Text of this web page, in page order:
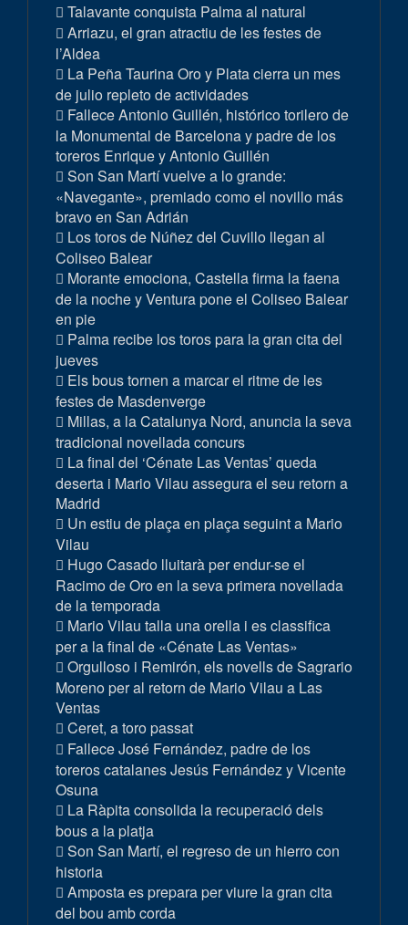
Talavante conquista Palma al natural
Arriazu, el gran atractiu de les festes de
l’Aldea
La Peña Taurina Oro y Plata cierra un mes
de julio repleto de actividades
Fallece Antonio Guillén, histórico torilero de
la Monumental de Barcelona y padre de los
toreros Enrique y Antonio Guillén
Son San Martí vuelve a lo grande:
«Navegante», premiado como el novillo más
bravo en San Adrián
Los toros de Núñez del Cuvillo llegan al
Coliseo Balear
Morante emociona, Castella firma la faena
de la noche y Ventura pone el Coliseo Balear
en pie
Palma recibe los toros para la gran cita del
jueves
Els bous tornen a marcar el ritme de les
festes de Masdenverge
Millas, a la Catalunya Nord, anuncia la seva
tradicional novellada concurs
La final del ‘Cénate Las Ventas’ queda
deserta i Mario Vilau assegura el seu retorn a
Madrid
Un estiu de plaça en plaça seguint a Mario
Vilau
Hugo Casado lluitarà per endur-se el
Racimo de Oro en la seva primera novellada
de la temporada
Mario Vilau talla una orella i es classifica
per a la final de «Cénate Las Ventas»
Orgulloso i Remirón, els novells de Sagrario
Moreno per al retorn de Mario Vilau a Las
Ventas
Ceret, a toro passat
Fallece José Fernández, padre de los
toreros catalanes Jesús Fernández y Vicente
Osuna
La Ràpita consolida la recuperació dels
bous a la platja
Son San Martí, el regreso de un hierro con
historia
Amposta es prepara per viure la gran cita
del bou amb corda